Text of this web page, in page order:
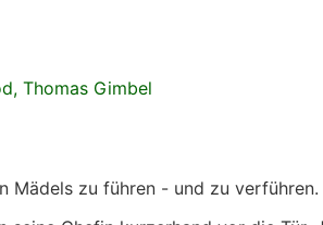
Thomas Gimbel
Mädels zu führen - und zu